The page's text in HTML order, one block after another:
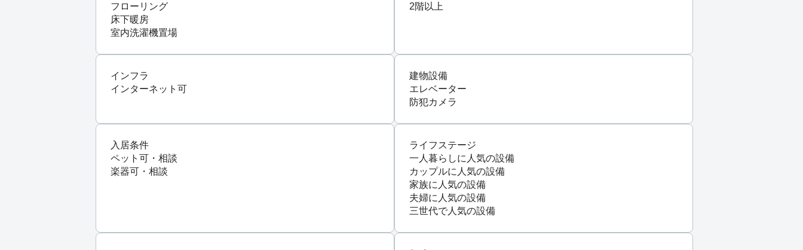
フローリング
床下暖房
室内洗濯機置場
2階以上
インフラ
インターネット可
建物設備
エレベーター
防犯カメラ
入居条件
ペット可・相談
楽器可・相談
ライフステージ
一人暮らしに人気の設備
カップルに人気の設備
家族に人気の設備
夫婦に人気の設備
三世代で人気の設備